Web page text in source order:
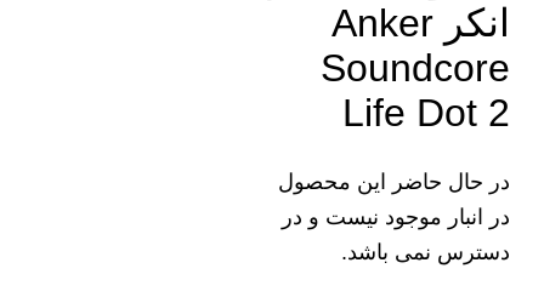
انکر Anker
Soundcore
Life Dot 2
در حال حاضر این محصول
در انبار موجود نیست و در
دسترس نمی باشد.